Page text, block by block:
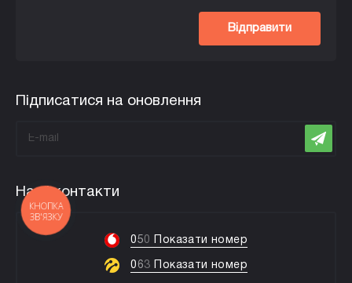
Відправити
Підписатися на оновлення
Наші контакти
050 Показати номер
063 Показати номер
КНОПКА
ЗВ'ЯЗКУ